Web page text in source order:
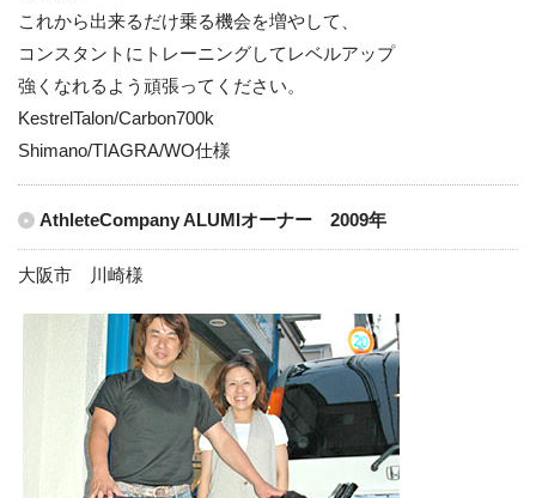
これから出来るだけ乗る機会を増やして、
コンスタントにトレーニングしてレベルアップ
強くなれるよう頑張ってください。
KestrelTalon/Carbon700k
Shimano/TIAGRA/WO仕様
AthleteCompany ALUMIオーナー 2009年
大阪市 川崎様